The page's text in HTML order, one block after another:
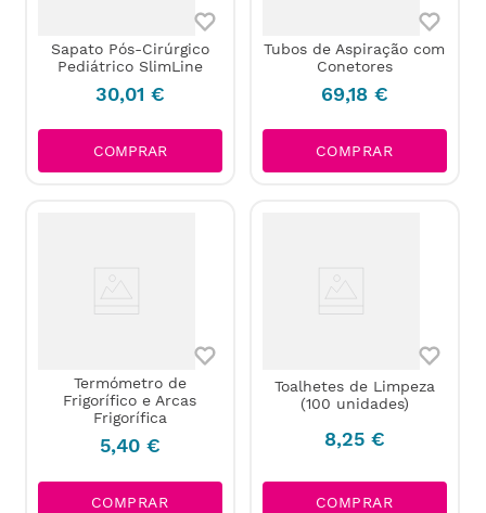
Sapato Pós-Cirúrgico
Pediátrico SlimLine
30,01 €
COMPRAR
Tubos de Aspiração com
Conetores
69,18 €
COMPRAR
Termómetro de
Frigorífico e Arcas
Frigorífica
5,40 €
COMPRAR
Toalhetes de Limpeza
(100 unidades)
8,25 €
COMPRAR